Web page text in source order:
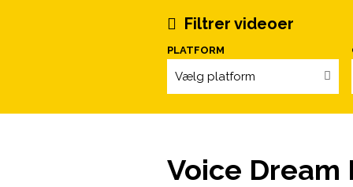
Filtrer videoer
PLATFORM
Vælg platform
Voice Dream